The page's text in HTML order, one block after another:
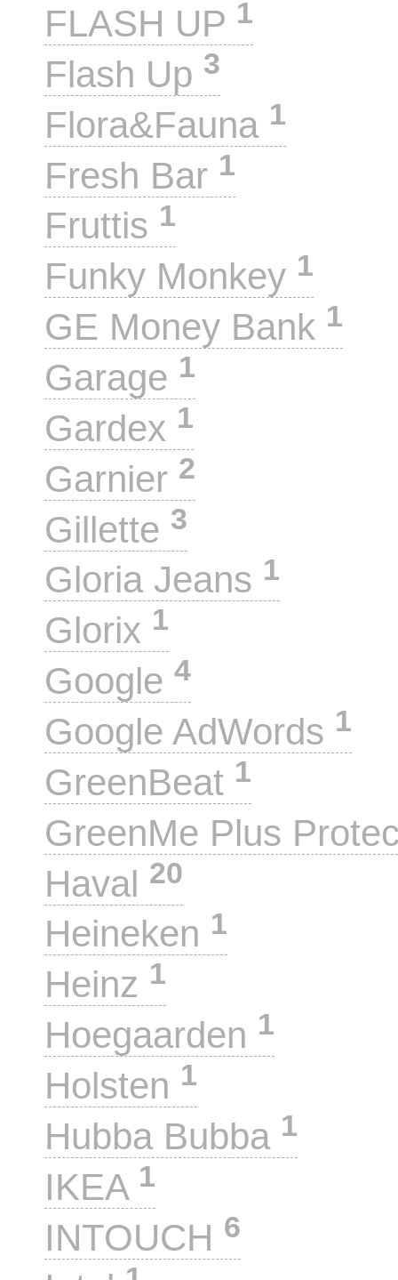
FLASH UP 1
Flash Up 3
Flora&Fauna 1
Fresh Bar 1
Fruttis 1
Funky Monkey 1
GE Money Bank 1
Garage 1
Gardex 1
Garnier 2
Gillette 3
Gloria Jeans 1
Glorix 1
Google 4
Google AdWords 1
GreenBeat 1
GreenMe Plus
Haval 20
Heineken 1
Heinz 1
Hoegaarden 1
Holsten 1
Hubba Bubba 1
IKEA 1
INTOUCH 6